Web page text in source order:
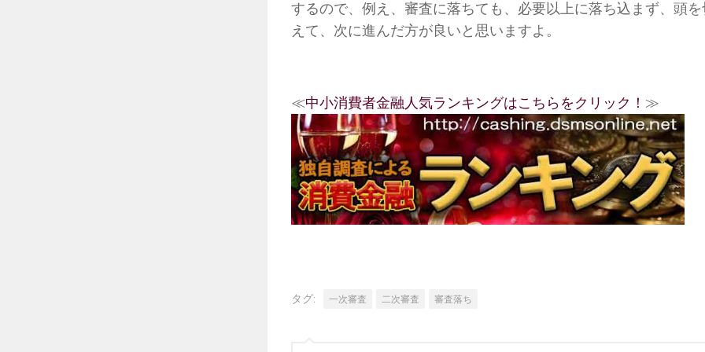
するので、例え、審査に落ちても、必要以上に落ち込まず、頭
えて、次に進んだ方が良いと思いますよ。
≪中小消費者金融人気ランキングはこちらをクリック！ ≫
タグ: 一次審査 二次審査 審査落ち